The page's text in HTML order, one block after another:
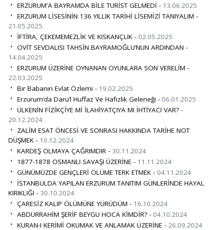
ERZURUM'A BAYRAMDA BİLE TURİST GELMEDİ - 13.06.2025
ERZURUM LİSESİNİN 136 YILLIK TARİHİ LİSEMİZİ TANIYALIM -
21.05.2025
İFTİRA, ÇEKEMEMEZLİK VE KISKANÇLIK - 02.05.2025
OVİT SEVDALISI TAHSİN BAYRAMOĞLU’NUN ARDINDAN -
14.04.2025
ERZURUM ÜZERİNE OYNANAN OYUNLARA SON VERELİM -
22.03.2025
Bir Babanın Evlat Özlemi - 19.02.2025
Erzurum’da Daru’l Huffaz Ve Hafızlık Geleneği - 06.01.2025
ÜLKENİN FİZİKÇİYE Mİ İLAHİYATÇIYA MI İHTİYACI VAR? -
20.12.2024
ZALİM ESAT ÖNCESİ VE SONRASI HAKKINDA TARİHE NOT
DÜŞMEK - 10.12.2024
KARDEŞ OLMAYA ÇAĞRIMDIR - 30.11.2024
1877-1878 OSMANLI SAVAŞI ÜZERİNE - 11.11.2024
GÜNÜMÜZDE GENÇLERİ ÖLÜME TERK ETMEK - 04.11.2024
İSTANBULDA YAPILAN ERZURUM TANITIM GÜNLERİNDE HAYAL
KIRIKLIĞI - 30.10.2024
ÇARESİZ KALIP ÖLÜMÜNE YÜRÜDÜM - 16.10.2024
ABDURRAHİM ŞERİF BEYGU HOCA KİMDİR? - 04.10.2024
KURAN-I KERİMİ OKUMAK VE ANLAMAK ÜZERİNE - 26.09.2024